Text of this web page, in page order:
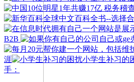
B2B
涯
小学生补习的
手：